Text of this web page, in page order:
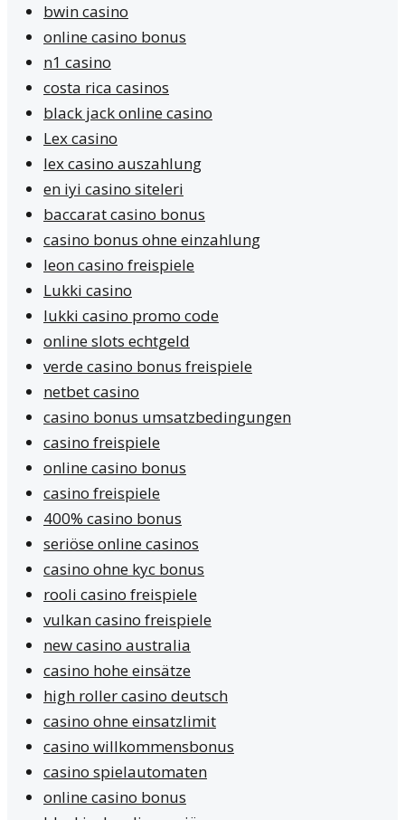
bwin casino
online casino bonus
n1 casino
costa rica casinos
black jack online casino
Lex casino
lex casino auszahlung
en iyi casino siteleri
baccarat casino bonus
casino bonus ohne einzahlung
leon casino freispiele
Lukki casino
lukki casino promo code
online slots echtgeld
verde casino bonus freispiele
netbet casino
casino bonus umsatzbedingungen
casino freispiele
online casino bonus
casino freispiele
400% casino bonus
seriöse online casinos
casino ohne kyc bonus
rooli casino freispiele
vulkan casino freispiele
new casino australia
casino hohe einsätze
high roller casino deutsch
casino ohne einsatzlimit
casino willkommensbonus
casino spielautomaten
online casino bonus